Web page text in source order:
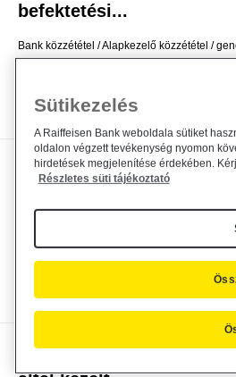
befektetési...
Bank közzététel Alapkezelő közzététel
Bővebben
Tájékoztatás a DIALÓG
Hirdetmény
Tájékoztatás a HOLD
Sütikezelés
A Raiffeisen Bank weboldala sütiket
oldalon végzett tevékenység nyomon
hirdetések megjelenítése érdekében.
Részletes süti tájékoztató